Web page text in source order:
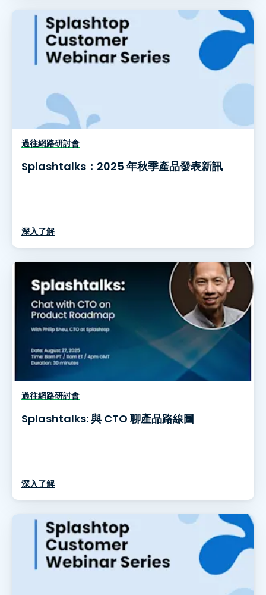
過往網路研討會
Splashtalks：2025 年秋季產品發表新訊
深入了解
過往網路研討會
Splashtalks: 與 CTO 聊產品路線圖
深入了解